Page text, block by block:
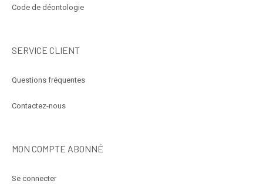
Code de déontologie
SERVICE CLIENT
Questions fréquentes
Contactez-nous
MON COMPTE ABONNÉ
Se connecter